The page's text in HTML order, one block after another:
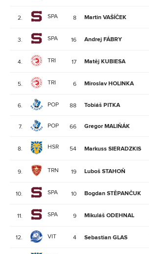
2. SPA 8 Martin VAŠÍČEK
3. SPA 16 Andrej FÁBRY
4. TRI 17 Matěj KUBIESA
5. TRI 6 Miroslav HOLINKA
6. POP 88 Tobiáš PITKA
7. POP 66 Gregor MALIŇÁK
8. HSR 54 Markuss SIERADZKIS
9. TRN 19 Luboš STAHOŇ
10. SPA 10 Bogdan STĚPANČUK
11. SPA 9 Mikuláš ODEHNAL
12. VIT 4 Sebastian GLAS